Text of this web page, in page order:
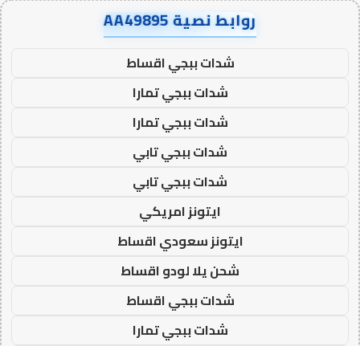
روابط نصية AA49895
شدات ببجي اقساط
شدات ببجي تمارا
شدات ببجي تمارا
شدات ببجي تابي
شدات ببجي تابي
ايتونز امريكي
ايتونز سعودي اقساط
شحن يلا لودو اقساط
شدات ببجي اقساط
شدات ببجي تمارا